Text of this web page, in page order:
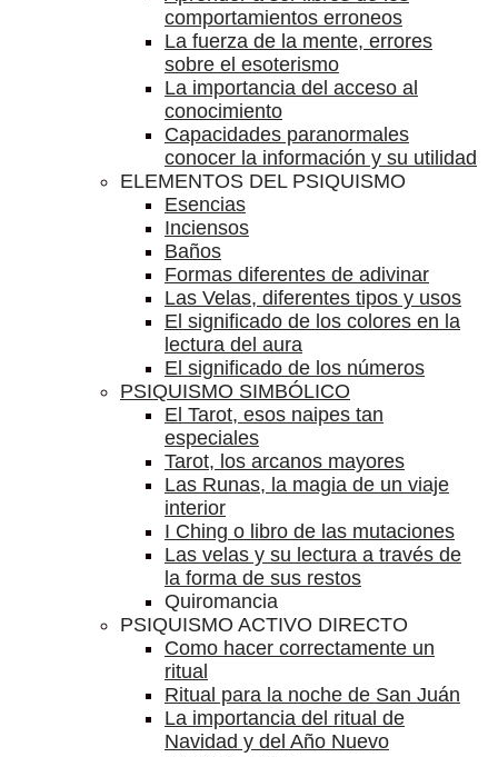
comportamientos erroneos
La fuerza de la mente, errores
sobre el esoterismo
La importancia del acceso al
conocimiento
Capacidades paranormales
conocer la información y su utilidad
ELEMENTOS DEL PSIQUISMO
Esencias
Inciensos
Baños
Formas diferentes de adivinar
Las Velas, diferentes tipos y usos
El significado de los colores en la
lectura del aura
El significado de los números
PSIQUISMO SIMBÓLICO
El Tarot, esos naipes tan
especiales
Tarot, los arcanos mayores
Las Runas, la magia de un viaje
interior
I Ching o libro de las mutaciones
Las velas y su lectura a través de
la forma de sus restos
Quiromancia
PSIQUISMO ACTIVO DIRECTO
Como hacer correctamente un
ritual
Ritual para la noche de San Juán
La importancia del ritual de
Navidad y del Año Nuevo